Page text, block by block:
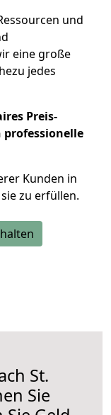
und
eine große
jedes
Preis-
Kunden in
zu erfüllen.
St.
Sie